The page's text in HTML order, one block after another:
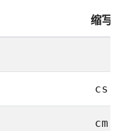
缩写名
cs
cm